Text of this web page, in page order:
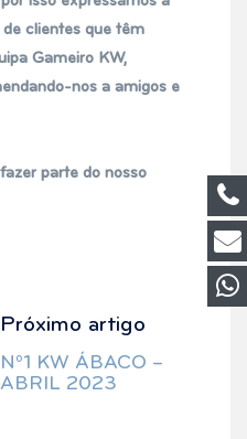
clientes que têm
Gameiro KW,
nos a amigos e
parte do nosso
Próximo artigo
Nº1 KW ÁBACO –
ABRIL 2023